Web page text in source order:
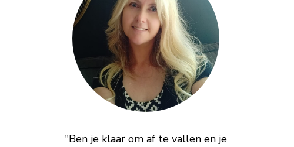
"Ben je klaar om af te vallen en je